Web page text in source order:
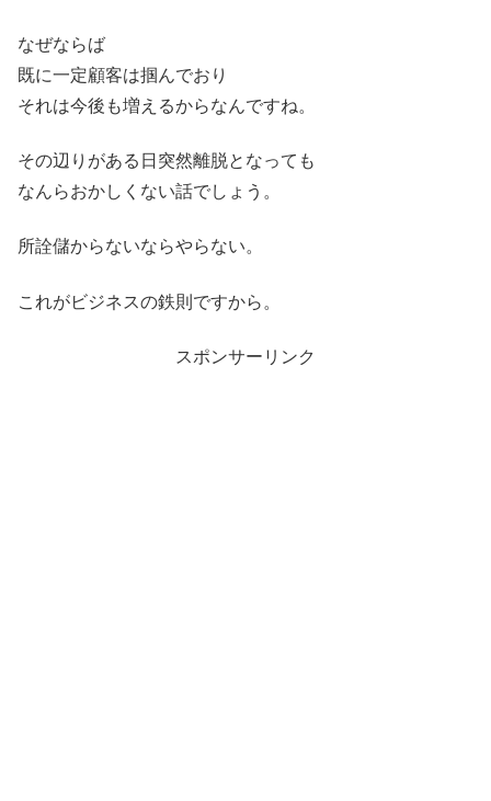
なぜならば
既に一定顧客は掴んでおり
それは今後も増えるからなんですね。
その辺りがある日突然離脱となっても
なんらおかしくない話でしょう。
所詮儲からないならやらない。
これがビジネスの鉄則ですから。
スポンサーリンク